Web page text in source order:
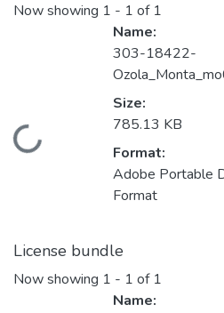
Now showing 1 - 1 of 1
Name:
303-18422-
Size:
785.13 KB
Format:
Adobe Portable
Format
License bundle
Now showing 1 - 1 of 1
Name: